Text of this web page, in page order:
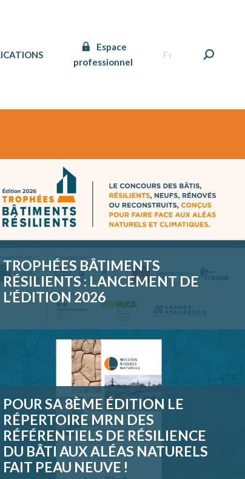
Espace
professionnel
Fr
TROPHÉES BÂTIMENTS
RÉSILIENTS : LANCEMENT DE
L’ÉDITION 2026
POUR SA 8ÈME ÉDITION LE
RÉPERTOIRE MRN DES
RÉFÉRENTIELS DE RÉSILIENCE
DU BÂTI AUX ALÉAS NATURELS
FAIT PEAU NEUVE !